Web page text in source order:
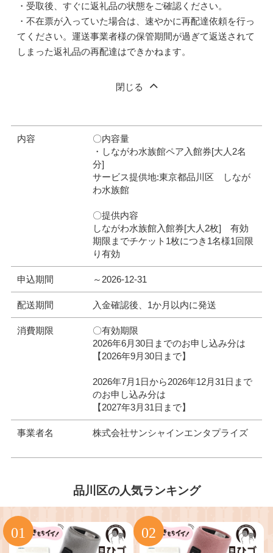
・受取後、すぐに返礼品の状態をご確認ください。
・不在票が入っていた場合は、速やかに再配達依頼を行っ
てください。運送事業者様の保管期間が過ぎて返送されて
しまった返礼品の再配達はできかねます。
閉じる
内容
〇内容量
・しながわ水族館ペア入館券[大人2名
分]
サービス提供地:東京都品川区 しなが
わ水族館
〇提供内容
しながわ水族館入館券[大人2枚] 有効
期限までチケット1枚につき1名様1回限
り有効
申込期間 ～2026-12-31
配送期間 入金確認後、1か月以内に発送
消費期限
〇有効期限
2026年6月30日までのお申し込み分は
【2026年9月30日まで】
2026年7月1日から2026年12月31日まで
のお申し込み分は
【2027年3月31日まで】
事業者名 株式会社サンシャインエンタプライズ
品川区の人気ランキング